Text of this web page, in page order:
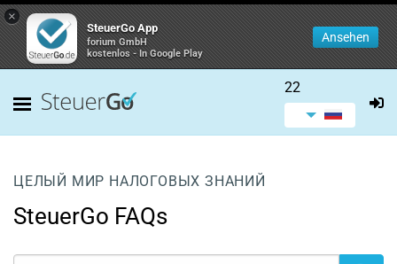
×
SteuerGo App
forium GmbH
kostenlos - In Google Play
Ansehen
22
ЦЕЛЫЙ МИР НАЛОГОВЫХ ЗНАНИЙ
SteuerGo FAQs